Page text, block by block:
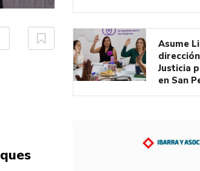
Asume
Justicia
en San